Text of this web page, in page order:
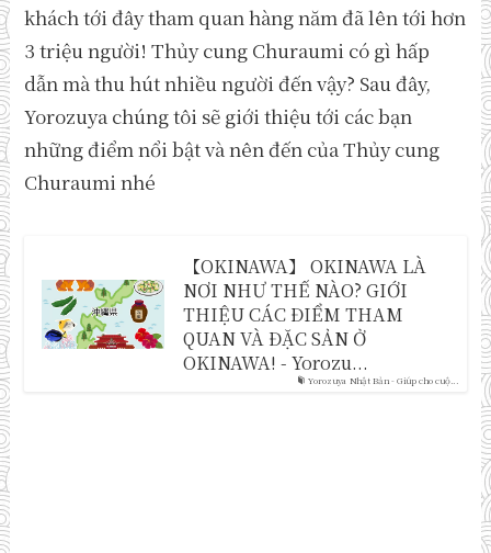
khách tới đây tham quan hàng năm đã lên tới hơn
3 triệu người! Thủy cung Churaumi có gì hấp
dẫn mà thu hút nhiều người đến vậy? Sau đây,
Yorozuya chúng tôi sẽ giới thiệu tới các bạn
những điểm nổi bật và nên đến của Thủy cung
Churaumi nhé
Yorozuya Nhật Bản - Giúp cho cuộ...
【OKINAWA】 OKINAWA LÀ
NƠI NHƯ THẾ NÀO? GIỚI
THIỆU CÁC ĐIỂM THAM
QUAN VÀ ĐẶC SẢN Ở
OKINAWA! - Yorozu...